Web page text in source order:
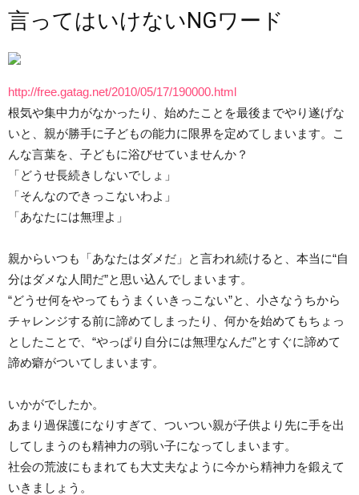
言ってはいけないNGワード
http://free.gatag.net/2010/05/17/190000.html
根気や集中力がなかったり、始めたことを最後までやり遂げな
いと、親が勝手に子どもの能力に限界を定めてしまいます。こ
んな言葉を、子どもに浴びせていませんか？
「どうせ長続きしないでしょ」
「そんなのできっこないわよ」
「あなたには無理よ」
親からいつも「あなたはダメだ」と言われ続けると、本当に“自
分はダメな人間だ”と思い込んでしまいます。
“どうせ何をやってもうまくいきっこない”と、小さなうちから
チャレンジする前に諦めてしまったり、何かを始めてもちょっ
としたことで、“やっぱり自分には無理なんだ”とすぐに諦めて
諦め癖がついてしまいます。
いかがでしたか。
あまり過保護になりすぎて、ついつい親が子供より先に手を出
してしまうのも精神力の弱い子になってしまいます。
社会の荒波にもまれても大丈夫なように今から精神力を鍛えて
いきましょう。